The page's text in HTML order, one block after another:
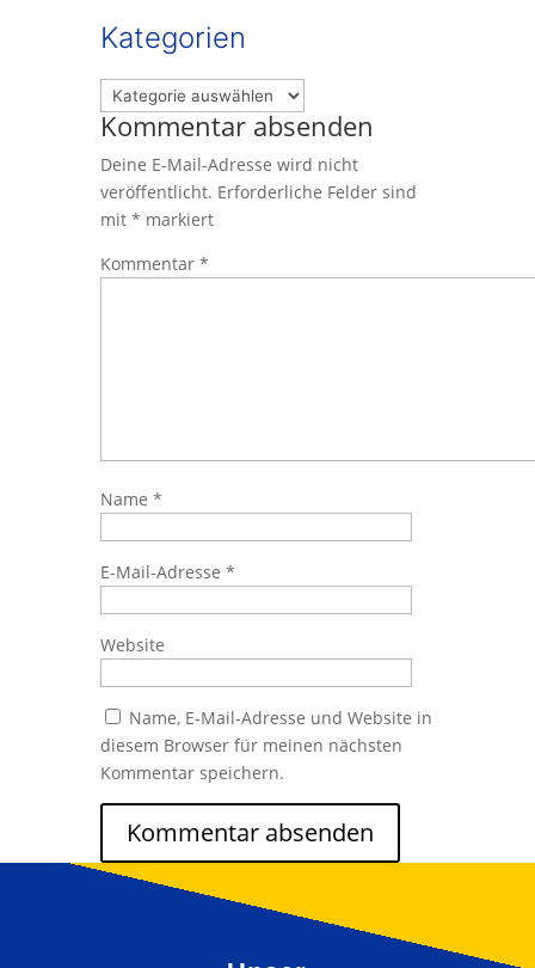
Kategorien
Kategorien
Kommentar absenden
Deine E-Mail-Adresse wird nicht
veröffentlicht. Erforderliche Felder sind
mit * markiert
Kommentar *
Name *
E-Mail-Adresse *
Website
Name, E-Mail-Adresse und Website in
diesem Browser für meinen nächsten
Kommentar speichern.